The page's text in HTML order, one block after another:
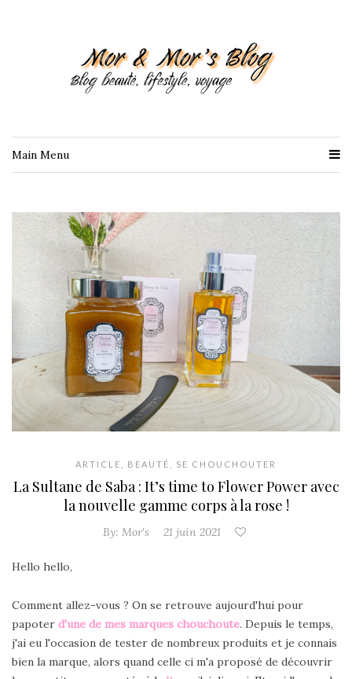
Main Menu
ARTICLE BEAUTÉ SE CHOUCHOUTER
La Sultane de Saba : It’s time to Flower Power avec
la nouvelle gamme corps à la rose !
By: Mor's 21 juin 2021
Hello hello,
Comment allez-vous ? On se retrouve aujourd'hui pour
papoter d'une de mes marques chouchoute. Depuis le temps,
j'ai eu l'occasion de tester de nombreux produits et je connais
bien la marque, alors quand celle ci m'a proposé de découvrir